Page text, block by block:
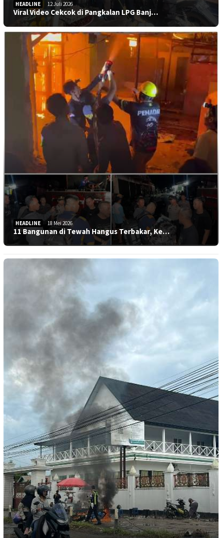
HEADLINE 12 Juli 2026
Viral Video Cekcok di Pangkalan LPG Banj…
HEADLINE 18 Mei 2026
11 Bangunan di Tewah Hangus Terbakar, Ke…